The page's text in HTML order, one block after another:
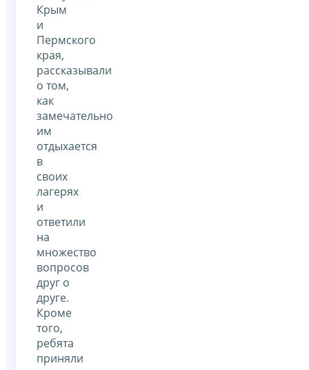
Крым
и
Пермского
края,
рассказывали
о том,
как
замечательно
им
отдыхается
в
своих
лагерях
и
ответили
на
множество
вопросов
друг о
друге.
Кроме
того,
ребята
приняли